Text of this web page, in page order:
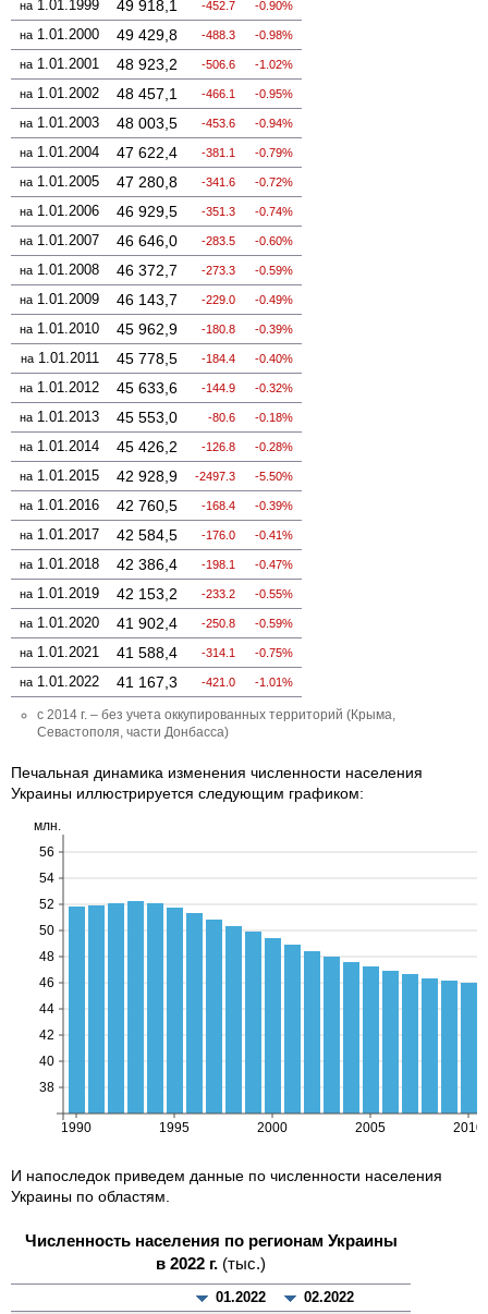
на 1.01.1999 49 918,1 -452.7 -0.90%
на 1.01.2000 49 429,8 -488.3 -0.98%
на 1.01.2001 48 923,2 -506.6 -1.02%
на 1.01.2002 48 457,1 -466.1 -0.95%
на 1.01.2003 48 003,5 -453.6 -0.94%
на 1.01.2004 47 622,4 -381.1 -0.79%
на 1.01.2005 47 280,8 -341.6 -0.72%
на 1.01.2006 46 929,5 -351.3 -0.74%
на 1.01.2007 46 646,0 -283.5 -0.60%
на 1.01.2008 46 372,7 -273.3 -0.59%
на 1.01.2009 46 143,7 -229.0 -0.49%
на 1.01.2010 45 962,9 -180.8 -0.39%
на1.01.2011 45 778,5 -184.4 -0.40%
на 1.01.2012 45 633,6 -144.9 -0.32%
на 1.01.2013 45 553,0 -80.6 -0.18%
на 1.01.2014 45 426,2 -126.8 -0.28%
на 1.01.2015 42 928,9 -2497.3 -5.50%
на 1.01.2016 42 760,5 -168.4 -0.39%
на 1.01.2017 42 584,5 -176.0 -0.41%
на 1.01.2018 42 386,4 -198.1 -0.47%
на 1.01.2019 42 153,2 -233.2 -0.55%
на 1.01.2020 41 902,4 -250.8 -0.59%
на 1.01.2021 41 588,4 -314.1 -0.75%
на 1.01.2022 41 167,3 -421.0 -1.01%
с 2014 г. – без учета оккупированных территорий (Крыма,
Севастополя, части Донбасса)
Печальная динамика изменения численности населения
Украины иллюстрируется следующим графиком:
И напоследок приведем данные по численности населения
Украины по областям.
Численность населения по регионам Украины
в 2022 г. (тыс.)
01.2022
02.2022